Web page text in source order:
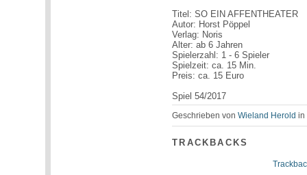
Titel: SO EIN AFFENTHEATER
Autor: Horst Pöppel
Verlag: Noris
Alter: ab 6 Jahren
Spielerzahl: 1 - 6 Spieler
Spielzeit: ca. 15 Min.
Preis: ca. 15 Euro
Spiel 54/2017
Geschrieben vonWieland Herold in
TRACKBACKS